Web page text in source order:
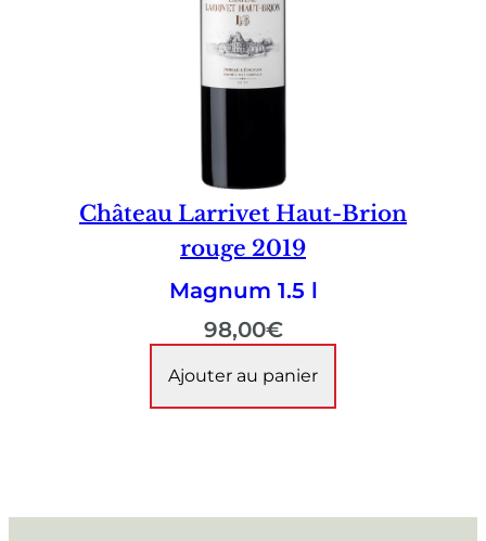
Château Larrivet Haut-Brion
rouge 2019
Magnum 1.5 l
98,00€
Ajouter au panier